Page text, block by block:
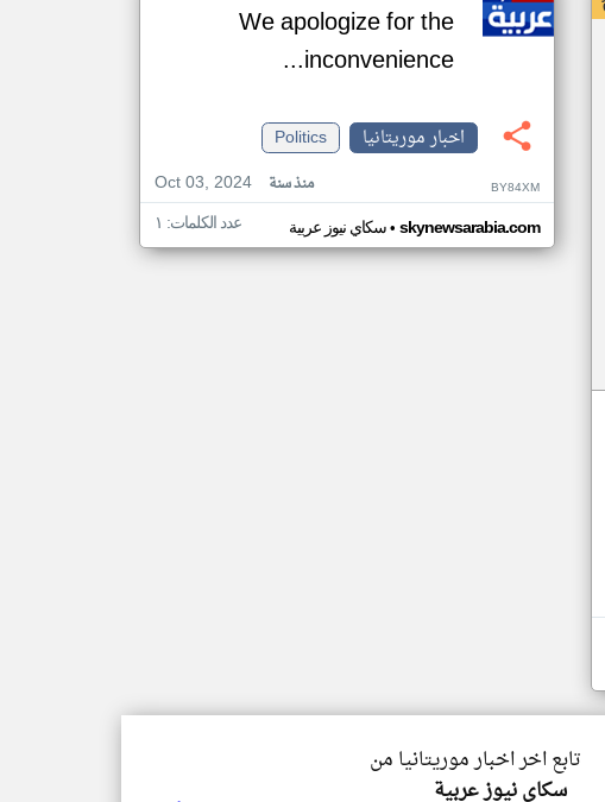
We apologize for the
inconvenience...
اخبار موريتانيا
Politics
Oct 03, 2024
منذ سنة BY84XM
سكاي نيوز عربية• skynewsarabia.com عدد الكلمات: ١
تابع اخر اخبار موريتانيا من
سكاي نيوز عربية